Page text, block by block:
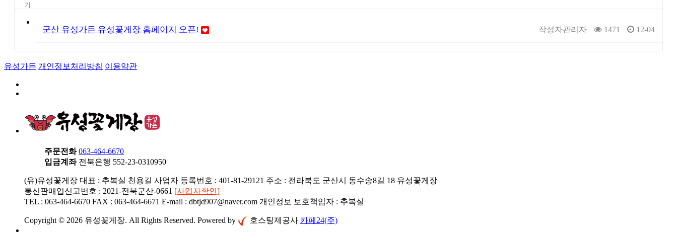
기
군산 유성가든 유성꽃게장 홈페이지 오픈! 작성자관리자 1471 12-04
유성가든 개인정보처리방침 이용약관
주문전화 063-464-6670
입금계좌전북은행 552-23-0310950
(유)유성꽃게장 대표 : 추복실 천용길 사업자 등록번호 : 401-81-29121 주소 : 전라북도 군산시 동수송8길 18 유성꽃게장
통신판매업신고번호 : 2021-전북군산-0661 [사업자확인]
TEL : 063-464-6670 FAX : 063-464-6671 E-mail : dbtjd907@naver.com 개인정보 보호책임자 : 추복실
Copyright © 2026 유성꽃게장. All Rights Reserved. Powered by 호스팅제공사 카페24(주)